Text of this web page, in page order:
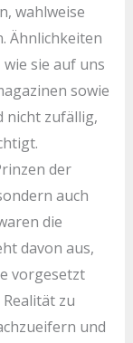
wahlweise
Ähnlichkeiten
sie auf uns
sowie
nicht zufällig,
der
auch
die
davon aus,
vorgesetzt
zu
und